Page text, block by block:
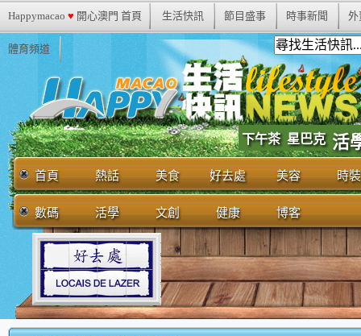
Happymacao ♥ 開心澳門 首頁 生活快訊 節目盛事 時事新聞 外
體育頻道
下午茶 星巴克 活
首頁 熱話 美食 好去處 美容 時裝
數碼 活學 文創 健康 博客